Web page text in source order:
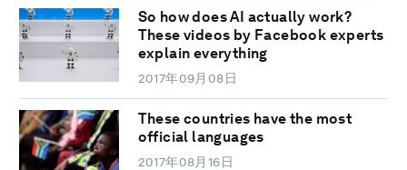
So how does AI actually work?
These videos by Facebook experts
explain everything
2017年09月08日
These countries have the most
official languages
2017年08月16日